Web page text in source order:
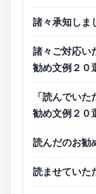
諸々承知しま
諸々ご対応い
勧め文例２０
「読んでい
勧め文例２０
読んだのお勧
読ませていた